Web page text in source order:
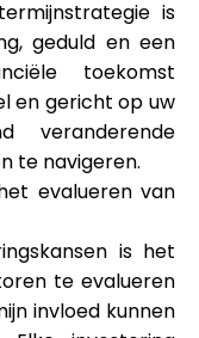
is
geduld en een
toekomst
en gericht op uw
veranderende
te navigeren.
evalueren van
is het
te evalueren
invloed kunnen